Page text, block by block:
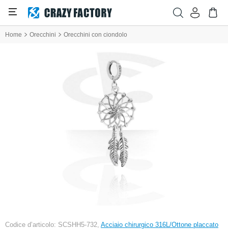
Home Orecchini Orecchini con ciondolo
Codice d’articolo: SCSHH5-732, Acciaio chirurgico 316L/Ottone placcato